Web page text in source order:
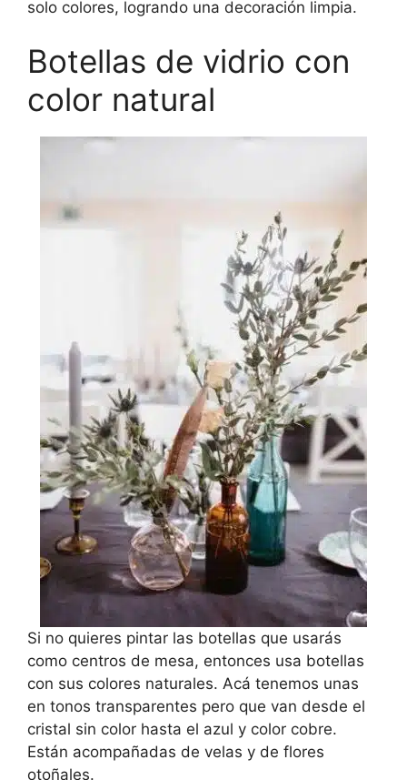
solo colores, logrando una decoración limpia.
Botellas de vidrio con
color natural
Si no quieres pintar las botellas que usarás
como centros de mesa, entonces usa botellas
con sus colores naturales. Acá tenemos unas
en tonos transparentes pero que van desde el
cristal sin color hasta el azul y color cobre.
Están acompañadas de velas y de flores
otoñales.